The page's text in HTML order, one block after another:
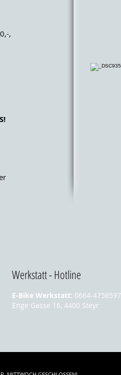
,
Werkstatt - Hotline
E-Bike Werkstatt: 0664-4756597
Enge Gasse 16, 4400 Steyr